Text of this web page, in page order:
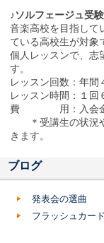
♪ソルフェージュ受
音楽高校を目指して
ている高校生が対象
個人レッスンで、志
す。
レッスン回数：年間
レッスン時間：１回
費 用：入会金￥
＊受講生の状況や
きます。
ブログ
発表会の選曲
フラッシュカー